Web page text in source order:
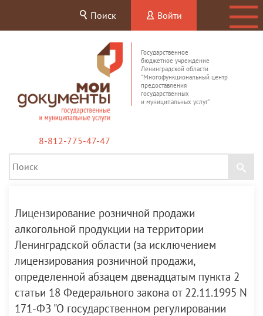
Поиск Войти
Государственное
бюджетное учреждение
Ленинградской области
"Многофункциональный центр
предоставления
государственных
и муниципальных услуг"
8-812-775-47-47
Лицензирование розничной продажи
алкогольной продукции на территории
Ленинградской области (за исключением
лицензирования розничной продажи,
определенной абзацем двенадцатым пункта 2
статьи 18 Федерального закона от 22.11.1995 N
171-ФЗ "О государственном регулировании